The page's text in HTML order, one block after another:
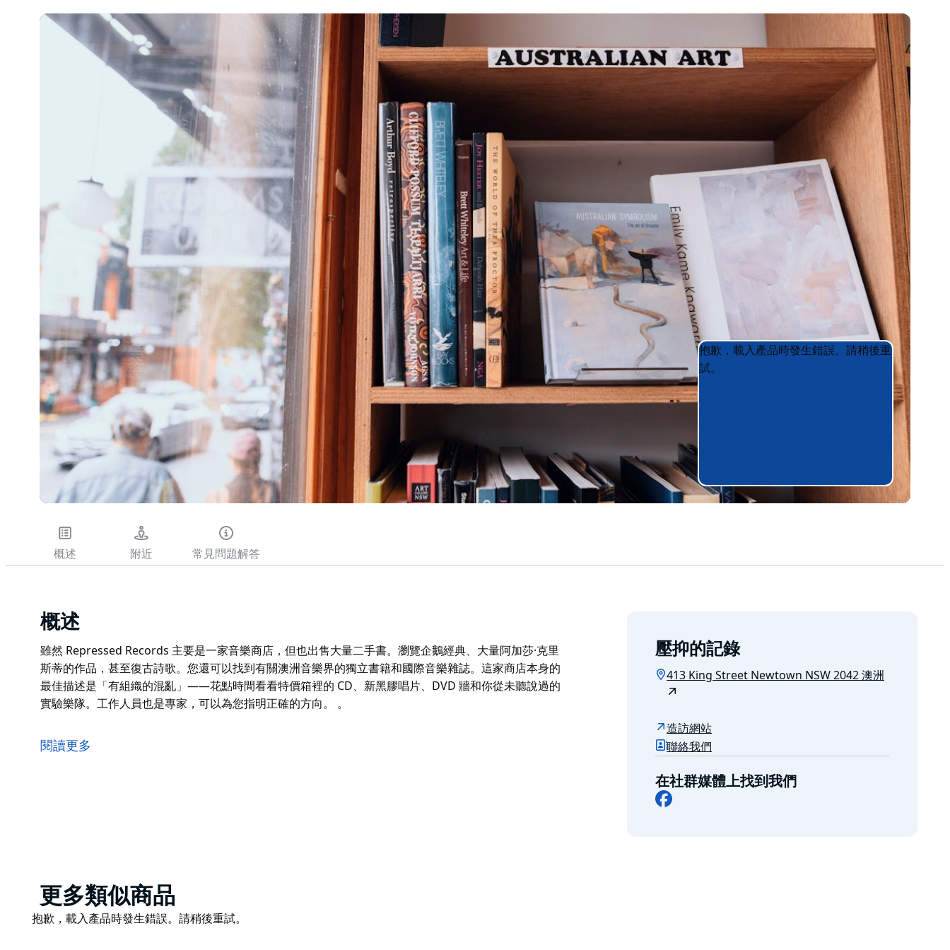
Product
List
Product
List
抱歉，載入產品時發生錯誤。請稍後重
試。
概述 附近 常見問題解答
概述
雖然 Repressed Records 主要是一家音樂商店，但也出售大量二手書。瀏覽企鵝經典、大量阿加莎·克里
斯蒂的作品，甚至復古詩歌。您還可以找到有關澳洲音樂界的獨立書籍和國際音樂雜誌。這家商店本身的
最佳描述是「有組織的混亂」——花點時間看看特價箱裡的 CD、新黑膠唱片、DVD 牆和你從未聽說過的
實驗樂隊。工作人員也是專家，可以為您指明正確的方向。 。
斯蒂的作品，甚至復古詩歌。您還可以找到有關澳洲音樂界的獨立書籍和國際音樂雜誌。這家商店本身的
最佳描述是「有組織的混亂」——花點時間看看特價箱裡的 CD、新黑膠唱片、DVD 牆和你從未聽說過的
閱讀更多
壓抑的記錄
413 King Street Newtown NSW 2042 澳洲
造訪網站
聯絡我們
在社群媒體上找到我們
Facebook
Product
List
更多類似商品
Product
抱歉，載入產品時發生錯誤。請稍後重試。